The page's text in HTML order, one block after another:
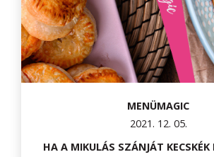
MENÜMAGIC
2021. 12. 05.
HA A MIKULÁS SZÁNJÁT